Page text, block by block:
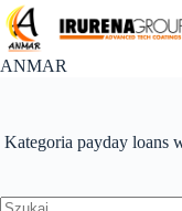
Przejdź
do
treści
ANMAR
Kategoria payday loans